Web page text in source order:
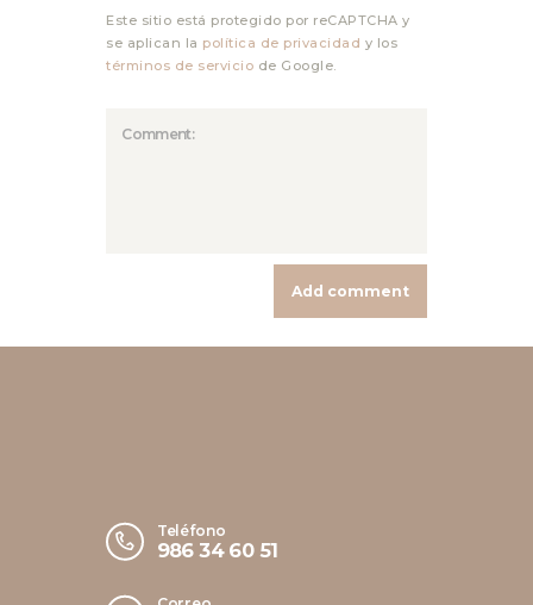
Este sitio está protegido por reCAPTCHA y
se aplican la política de privacidad y los
términos de servicio de Google.
Teléfono
986 34 60 51